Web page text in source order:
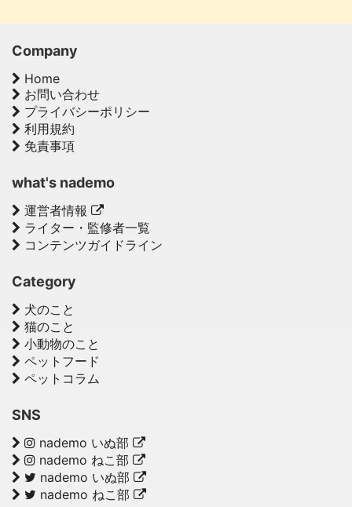
Company
Home
お問い合わせ
プライバシーポリシー
利用規約
免責事項
what's nademo
運営者情報
ライター・監修者一覧
コンテンツガイドライン
Category
犬のこと
猫のこと
小動物のこと
ペットフード
ペットコラム
SNS
nademo いぬ部
nademo ねこ部
nademo いぬ部
nademo ねこ部